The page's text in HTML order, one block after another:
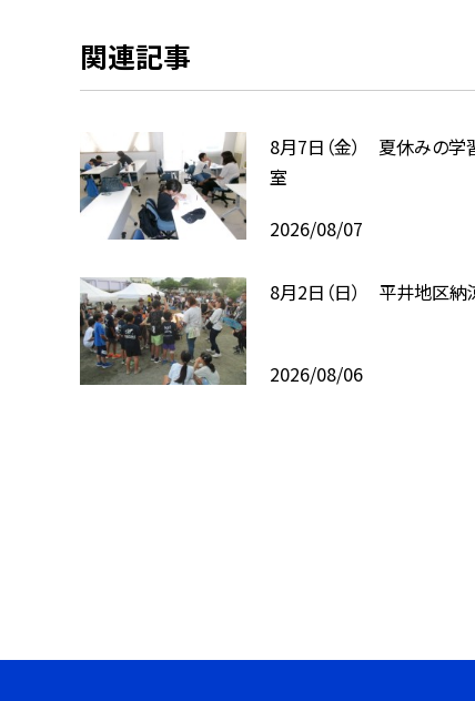
関連記事
8月7日（金） 夏休みの学
室
2026/08/07
8月2日（日） 平井地区納
2026/08/06